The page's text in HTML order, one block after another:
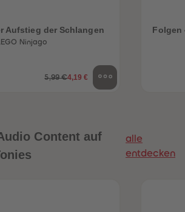
Aufstieg der Schlangen
LEGO Ninjago
5,99 €4,19 €
Folgen
Content auf
alle
entdecken